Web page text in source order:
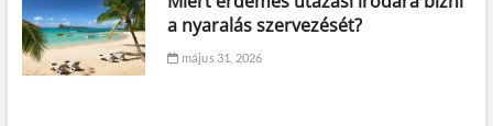
a nyaralás szervezését?
május 31, 2026